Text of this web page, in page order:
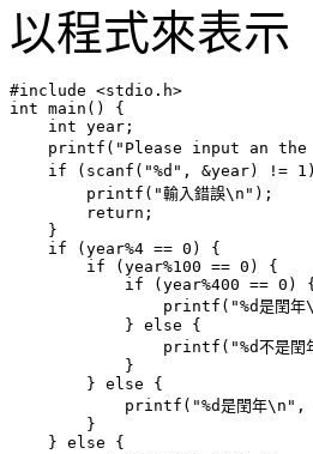
以程式來表示
#include <stdio.h>
int main() {
    int year;
printf("Please input an the
if (scanf("%d", &year) !=
        printf("輸入錯誤\n");
        return;
    }
    if (year%4 == 0) {
        if (year%100 == 0) {
            if (year%400 == 0) {
printf("%d是閏年
            } else {
printf("%d不是閏
            }
        } else {
printf("%d是閏年\n",
        }
    } else {